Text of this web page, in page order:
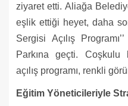
ziyaret etti. Aliağa
eşlik ettiği heyet, daha
Sergisi Açılış
Parkına geçti. Coşkulu
açılış programı, renkli
Eğitim Yöneticileriyle